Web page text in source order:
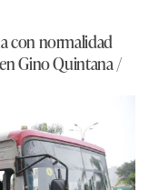
con normalidad
Gino Quintana /